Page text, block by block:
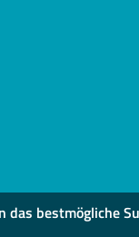
das bestmögliche